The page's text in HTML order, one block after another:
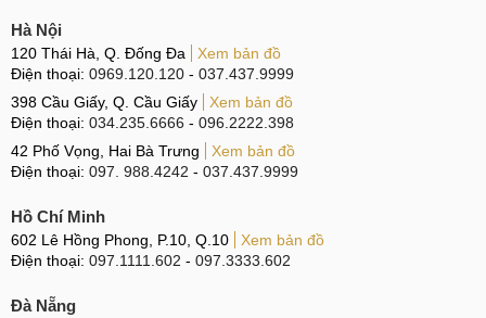
Hà Nội
120 Thái Hà, Q. Đống Đa
Xem bản đồ
Điện thoại: 0969.120.120 - 037.437.9999
398 Cầu Giấy, Q. Cầu Giấy
Xem bản đồ
Điện thoại: 034.235.6666 - 096.2222.398
42 Phố Vọng, Hai Bà Trưng
Xem bản đồ
Điện thoại: 097. 988.4242 - 037.437.9999
Hồ Chí Minh
602 Lê Hồng Phong, P.10, Q.10
Xem bản đồ
Điện thoại: 097.1111.602 - 097.3333.602
Đà Nẵng